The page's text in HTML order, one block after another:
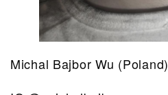
Michal Bajbor Wu (Poland)